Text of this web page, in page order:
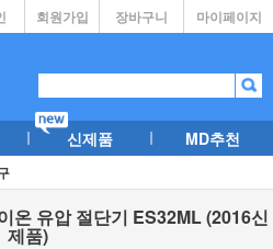
마이페이지
장바구니
회원가입
신제품 MD추천
온 유압 절단기 ES32ML (2016신
제품)